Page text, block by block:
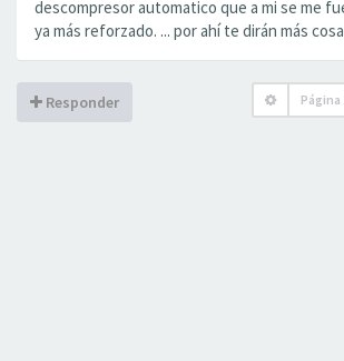
descompresor automatico que a mi se me
ya más reforzado. ... por ahí te dirán más
Responder Página